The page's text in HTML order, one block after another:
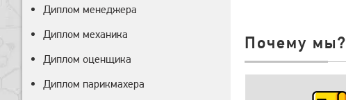
Почему мы?
Диплом менеджера
Диплом механика
Диплом оценщика
Диплом парикмахера